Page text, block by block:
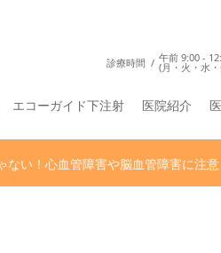
診療時間 午前 9:00 -
(月・火・水
エコーガイド下注射 医院紹介
い！心血管障害や脳血管障害に注意